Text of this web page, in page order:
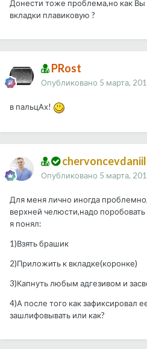
Донести тоже проблема,но как Вы
вкладки плавиковую ?
PRost
Опубликовано 5 марта,
в пальцАх!
chervoncevdaniil
Опубликовано 5 марта,
Для меня лично иногда
верхней челюсти,надо
я понял:
1)Взять брашик
2)Приложить к вкладке(коронке)
3)Капнуть любым адгезивом и
4)А после того как зафиксировал
зашлифовывать или как?